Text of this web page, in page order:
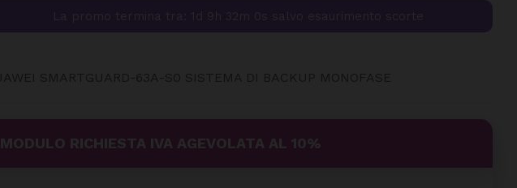
MODULO RICHIESTA IVA AGEVOLATA AL 10%